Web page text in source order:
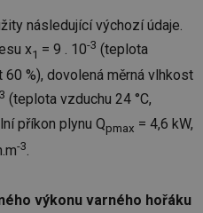
následující výchozí údaje.
x1 = 9 . 10-3 (teplota
%), dovolená měrná vlhkost
(teplota vzduchu 24 °C,
příkon plynu Qpmax = 4,6 kW,
-3.
výkonu varného hořáku